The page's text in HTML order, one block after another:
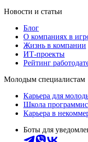
Новости и статьи
Блог
О компаниях в
Жизнь в компании
ИТ-проекты
Рейтинг
Молодым специалистам
Карьера для
Школа
Карьера в
Боты для